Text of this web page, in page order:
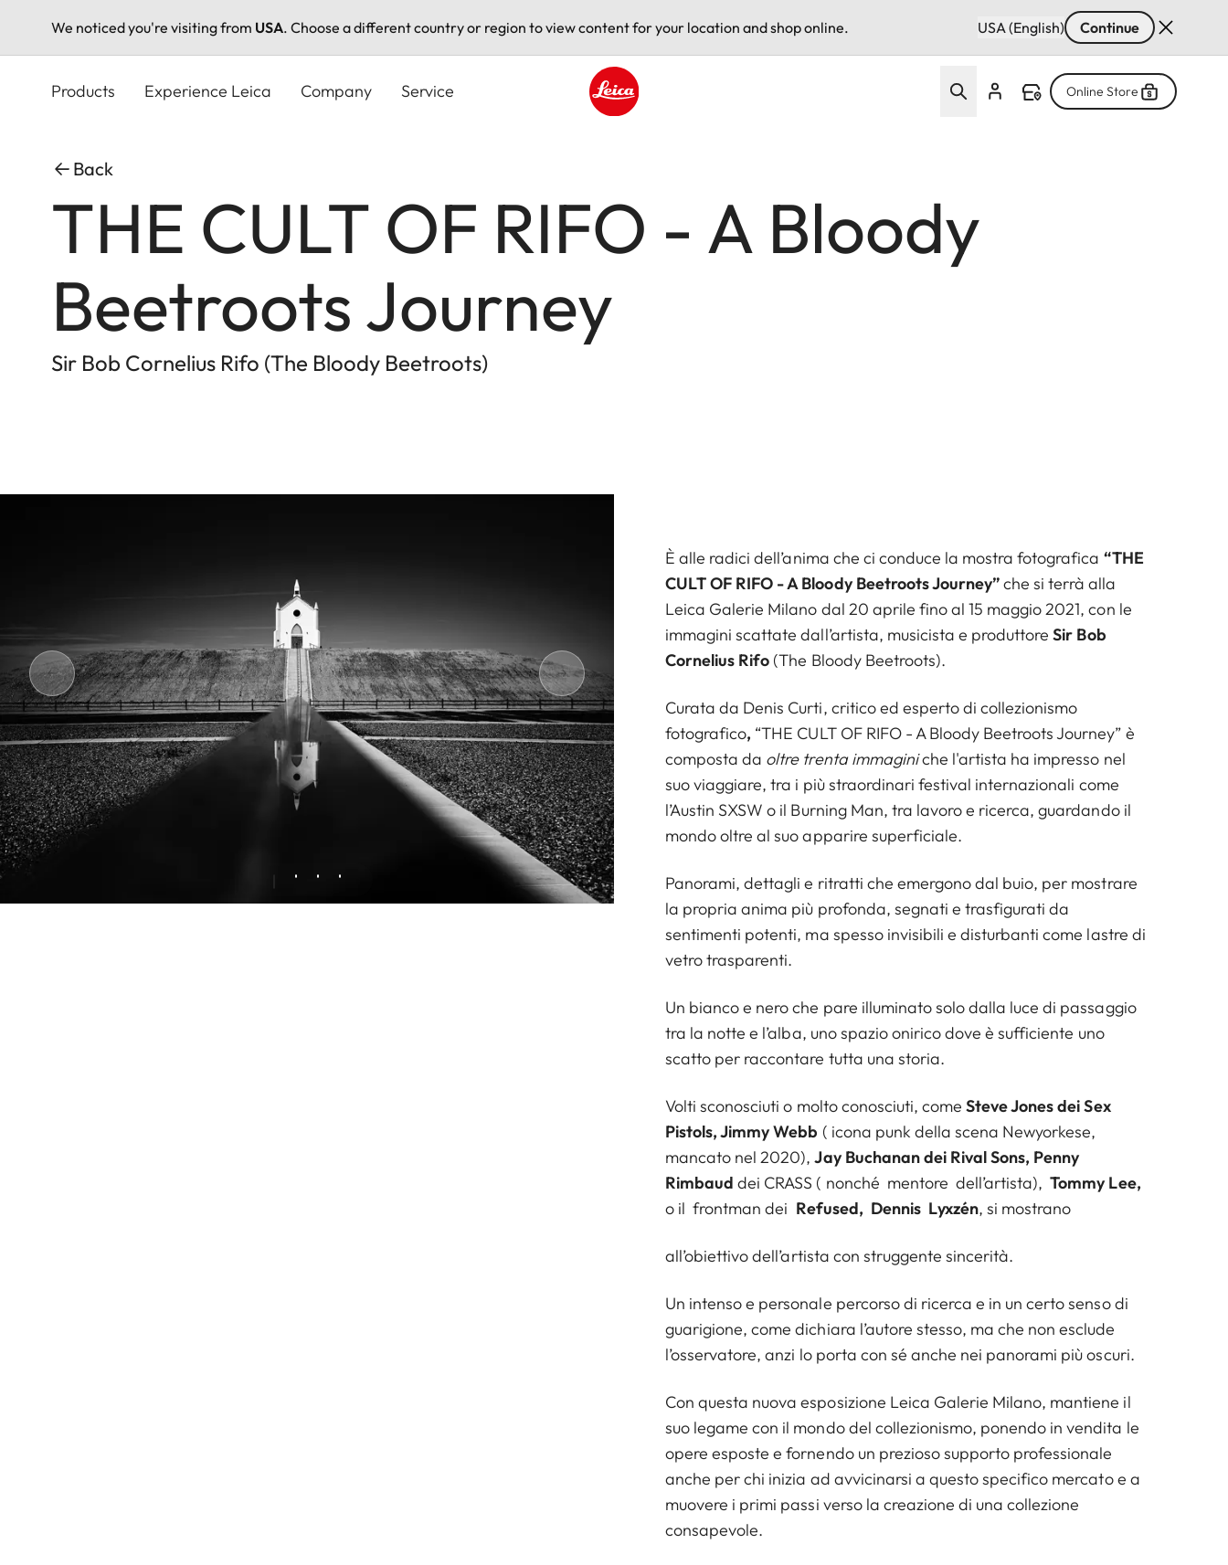
We noticed you're visiting from USA. Choose a different country or region to view content for your location and shop online. USA (English) Continue
Products Experience Leica Company Service Online Store
Back
THE CULT OF RIFO - A Bloody
Beetroots Journey
Sir Bob Cornelius Rifo (The Bloody Beetroots)
È alle radici dell’anima che ci conduce la mostra fotografica “THE
CULT OF RIFO - A Bloody Beetroots Journey”che si terrà alla
Leica Galerie Milano dal 20 aprile fino al 15 maggio 2021, con le
immagini scattate dall’artista, musicista e produttoreSir Bob
Cornelius Rifo (The Bloody Beetroots).
Curata da Denis Curti, critico ed esperto di collezionismo
fotografico, “THE CULT OF RIFO - A Bloody Beetroots Journey” è
composta da oltre trenta immaginiche l'artista ha impresso nel
suo viaggiare, tra i più straordinari festival internazionali come
l’Austin SXSW o il Burning Man, tra lavoro e ricerca, guardando il
mondo oltre al suo apparire superficiale.
Panorami, dettagli e ritratti che emergono dal buio, per mostrare
la propria anima più profonda, segnati e trasfigurati da
sentimenti potenti, ma spesso invisibili e disturbanti come lastre di
vetro trasparenti.
Un bianco e nero che pare illuminato solo dalla luce di passaggio
tra la notte e l’alba, uno spazio onirico dove è sufficiente uno
scatto per raccontare tutta una storia.
Volti sconosciuti o molto conosciuti, comeSteve Jones dei Sex
Pistols, Jimmy Webb ( icona punk della scena Newyorkese,
mancato nel 2020), Jay Buchanan dei Rival Sons, Penny
Rimbauddei CRASS ( nonché mentore dell’artista),Tommy Lee,
o il frontman dei Refused, Dennis Lyxzén, si mostrano
all’obiettivo dell’artista con struggente sincerità.
Un intenso e personale percorso di ricerca e in un certo senso di
guarigione, come dichiara l’autore stesso, ma che non esclude
l’osservatore, anzi lo porta con sé anche nei panorami più oscuri.
Con questa nuova esposizione Leica Galerie Milano, mantiene il
suo legame con il mondo del collezionismo, ponendo in vendita le
opere esposte e fornendo un prezioso supporto professionale
anche per chi inizia ad avvicinarsi a questo specifico mercato e a
muovere i primi passi verso la creazione di una collezione
consapevole.